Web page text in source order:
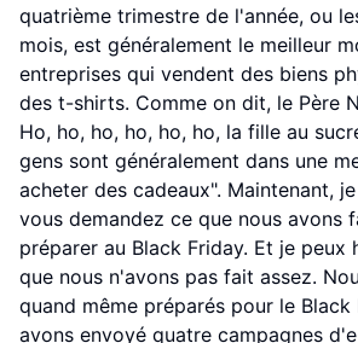
quatrième trimestre de l'année, ou
mois, est généralement le meilleur
entreprises qui vendent des biens
des t-shirts. Comme on dit, le Père
Ho, ho, ho, ho, ho, ho, la fille au
gens sont généralement dans une
acheter des cadeaux". Maintenant,
vous demandez ce que nous avons
préparer au Black Friday. Et je peux
que nous n'avons pas fait assez.
quand même préparés pour le Black
avons envoyé quatre campagnes